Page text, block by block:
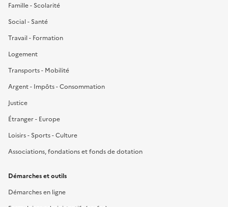
Famille - Scolarité
Social - Santé
Travail - Formation
Logement
Transports - Mobilité
Argent - Impôts - Consommation
Justice
Étranger - Europe
Loisirs - Sports - Culture
Associations, fondations et fonds de dotation
Démarches et outils
Démarches en ligne